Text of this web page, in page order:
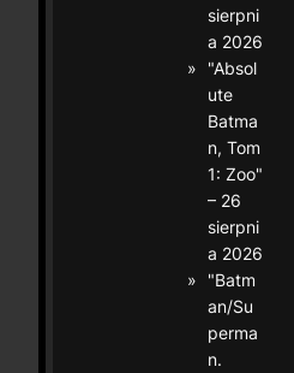
sierpni
a 2026
"Absol
ute
Batma
n, Tom
1: Zoo"
– 26
sierpni
a 2026
"Batm
an/Su
perma
n.